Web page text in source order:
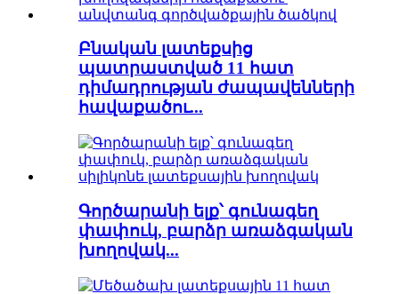
Բնական լատեքսից
պատրաստված 11 հատ
դիմադրության ժապավենների
հավաքածու...
Գործարանի ելք՝ գունագեղ
փափուկ, բարձր առաձգական
խողովակ...